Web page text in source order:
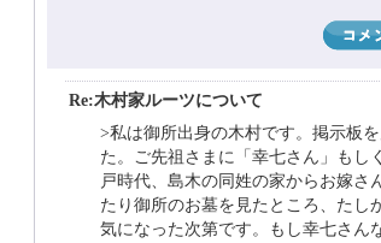
Re:木村家ルーツについて
>私は御所出身の木村です。掲示板
た。ご先祖さまに「幸七さん」もし
戸時代、島木の同姓の家からお嫁さ
たり御所のお墓を見たところ、たし
気になった次第です。もし幸七さん